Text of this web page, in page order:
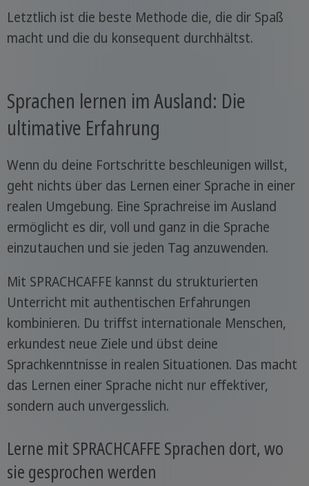
Letztlich ist die beste Methode die, die dir Spaß
macht und die du konsequent durchhältst.
Sprachen lernen im Ausland: Die
ultimative Erfahrung
Wenn du deine Fortschritte beschleunigen willst,
geht nichts über das Lernen einer Sprache in einer
realen Umgebung. Eine Sprachreise im Ausland
ermöglicht es dir, voll und ganz in die Sprache
einzutauchen und sie jeden Tag anzuwenden.
Mit SPRACHCAFFE kannst du strukturierten
Unterricht mit authentischen Erfahrungen
kombinieren. Du triffst internationale Menschen,
erkundest neue Ziele und übst deine
Sprachkenntnisse in realen Situationen. Das macht
das Lernen einer Sprache nicht nur effektiver,
sondern auch unvergesslich.
Lerne mit SPRACHCAFFE Sprachen dort, wo
sie gesprochen werden